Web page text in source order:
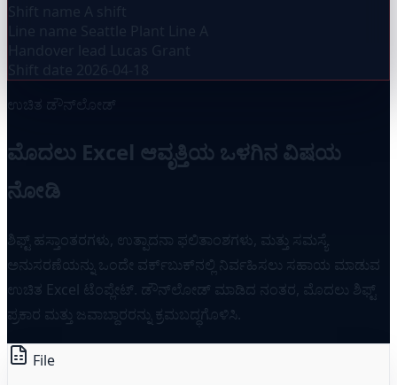
Shift name
Line name
Seattle Plant Line A
Handover lead
Lucas Grant
Shift date 2026-04-18
ಉಚಿತ ಡೌನ್‌ಲೋಡ್
ಮೊದಲು Excel ಆವೃತ್ತಿಯ ಒಳಗಿನ ವಿಷಯ
ನೋಡಿ
ಶಿಫ್ಟ್ ಹಸ್ತಾಂತರಗಳು, ಉತ್ಪಾದನಾ ಫಲಿತಾಂಶಗಳು, ಮತ್ತು ಸಮಸ್ಯೆ
ಅನುಸರಣೆಯನ್ನು ಒಂದೇ ವರ್ಕ್‌ಬುಕ್‌ನಲ್ಲಿ ನಿರ್ವಹಿಸಲು ಸಹಾಯ ಮಾಡುವ
ಉಚಿತ Excel ಟೆಂಪ್ಲೇಟ್. ಡೌನ್‌ಲೋಡ್ ಮಾಡಿದ ನಂತರ, ಮೊದಲು ಶಿಫ್ಟ್
ಪ್ರಕಾರ ಮತ್ತು ಜವಾಬ್ದಾರರನ್ನು ಕ್ರಮಬದ್ಧಗೊಳಿಸಿ.
File